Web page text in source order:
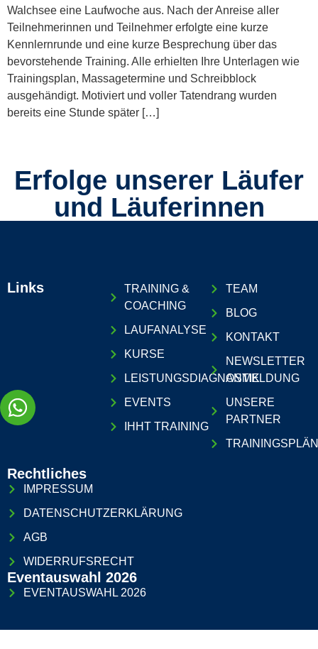
Walchsee eine Laufwoche aus. Nach der Anreise aller
Teilnehmerinnen und Teilnehmer erfolgte eine kurze
Kennlernrunde und eine kurze Besprechung über das
bevorstehende Training. Alle erhielten Ihre Unterlagen wie
Trainingsplan, Massagetermine und Schreibblock
ausgehändigt. Motiviert und voller Tatendrang wurden
bereits eine Stunde später […]
Erfolge unserer Läufer
und Läuferinnen
Links
TRAINING &
COACHING
LAUFANALYSE
KURSE
LEISTUNGSDIAGNOSTIK
EVENTS
IHHT TRAINING
TEAM
BLOG
KONTAKT
NEWSLETTER
ANMELDUNG
UNSERE
PARTNER
Rechtliches
IMPRESSUM
DATENSCHUTZERKLÄRUNG
AGB
WIDERRUFSRECHT
Eventauswahl 2026
EVENTAUSWAHL 2026